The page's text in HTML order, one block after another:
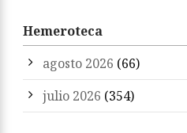
Hemeroteca
agosto 2026 (66)
julio 2026 (354)